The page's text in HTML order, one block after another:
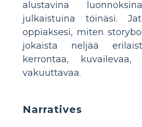
alustavina
julkaistuina töinäsi.
oppiaksesi, miten
jokaista neljää
kerrontaa,
vakuuttavaa.
Narratives